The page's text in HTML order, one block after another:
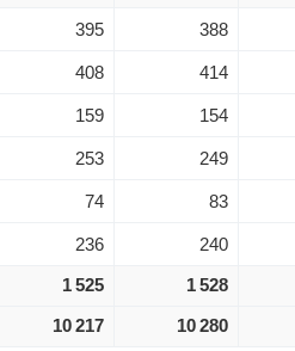
395 388
408 414
159 154
253 249
74 83
236 240
1 525 1 528
10 217 10 280